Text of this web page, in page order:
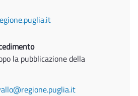
la pubblicazione della